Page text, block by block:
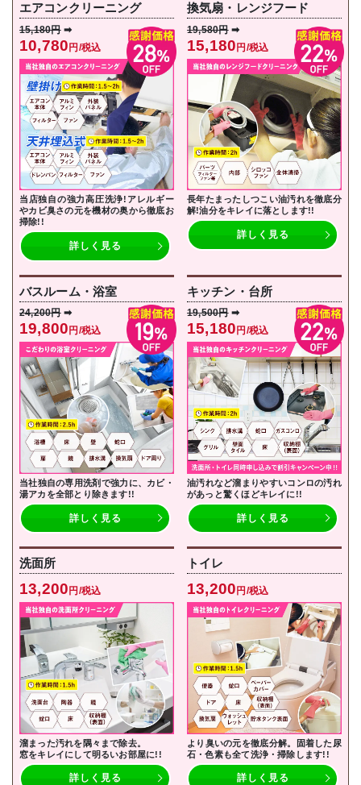
エアコンクリーニング
15,180円 ➡
10,780円/税込
当店独自の強力高圧洗浄!アレルギー
やカビ臭さの元を機材の奥から徹底お
掃除!!
詳しく見る
換気扇・レンジフード
19,580円 ➡
15,180円/税込
長年たまったしつこい油汚れを徹底分
解!油分をキレイに落とし ます!!
詳しく見る
バスルーム・浴室
24,200円 ➡
19,800 円/税込
当社独自の専用洗剤で強力に、カビ・
湯アカを全部とり除きます!!
詳しく見る
キッチン・台所
19,500円 ➡
15,180 円/税込
油汚れなど溜まりやすいコンロの汚れ
があっと驚くほどキレイに!!
詳しく見る
洗面所
13,200円/税込
溜まった汚れを隅々まで除去。
窓をキレイにして明るいお部屋に!!
詳しく見る
トイレ
13,200円/税込
より臭いの元を徹底分解。固着した尿
石・色素も全て洗浄・掃除します!!
詳しく見る